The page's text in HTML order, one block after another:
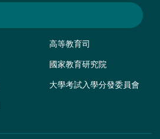
高等教育司
國家教育研究院
大學考試入學分發委員會